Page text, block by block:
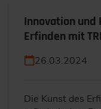
Innovation
Erfinden mit
26.03.2024
Die Kunst des